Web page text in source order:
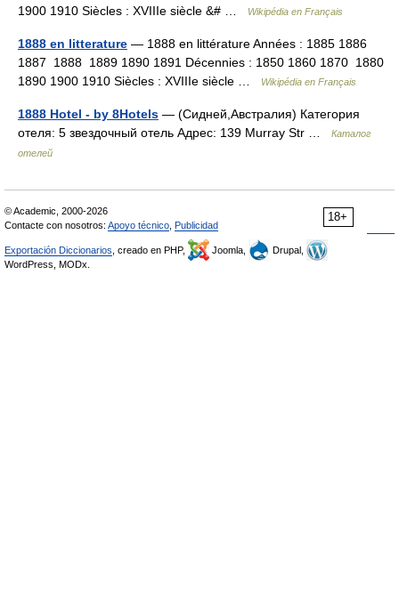
1900 1910 Siècles : XVIIIe siècle &# …
Wikipédia en Français
1888 en litterature — 1888 en littérature Années : 1885 1886
1887 1888 1889 1890 1891 Décennies : 1850 1860 1870 1880
1890 1900 1910 Siècles : XVIIIe siècle …
Wikipédia en Français
1888 Hotel - by 8Hotels — (Сидней,Австралия) Категория
отеля: 5 звездочный отель Адрес: 139 Murray Str …
Каталог
отелей
18+
© Academic, 2000-2026
Contacte con nosotros: Apoyo técnico Publicidad
Exportación Diccionarios , creado en PHP, Joomla,
Drupal,
WordPress, MODx.